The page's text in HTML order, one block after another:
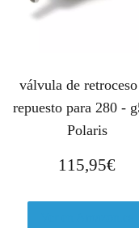
válvula de
repuesto para 280 -
Polaris
115,95€